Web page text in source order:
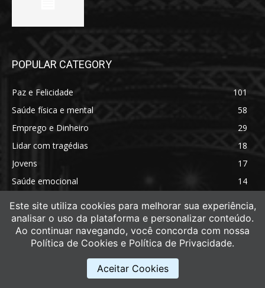
POPULAR CATEGORY
Paz e Felicidade
101
Saúde física e mental
58
Emprego e Dinheiro
29
Lidar com tragédias
18
Jovens
17
Saúde emocional
14
Este site utiliza cookies para melhorar sua experiência,
analisar o uso da plataforma e personalizar conteúdo.
Ao continuar navegando, você concorda com nossa
Política de Cookies e Política de Privacidade.
Aceitar Cookies